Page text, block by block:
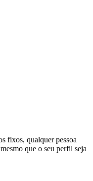
fixos, qualquer pessoa
que o seu perfil seja